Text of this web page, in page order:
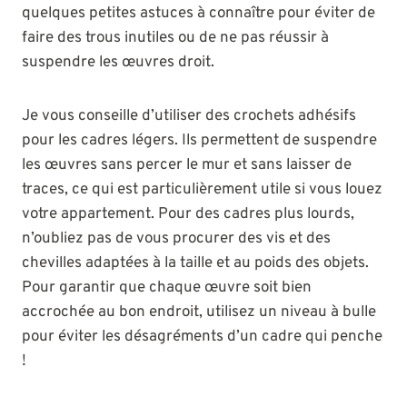
quelques petites astuces à connaître pour éviter de
faire des trous inutiles ou de ne pas réussir à
suspendre les œuvres droit.
Je vous conseille d’utiliser des crochets adhésifs
pour les cadres légers. Ils permettent de suspendre
les œuvres sans percer le mur et sans laisser de
traces, ce qui est particulièrement utile si vous louez
votre appartement. Pour des cadres plus lourds,
n’oubliez pas de vous procurer des vis et des
chevilles adaptées à la taille et au poids des objets.
Pour garantir que chaque œuvre soit bien
accrochée au bon endroit, utilisez un niveau à bulle
pour éviter les désagréments d’un cadre qui penche
!